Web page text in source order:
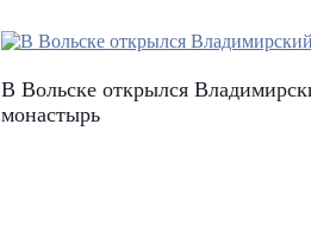
В Вольске открылся
монастырь